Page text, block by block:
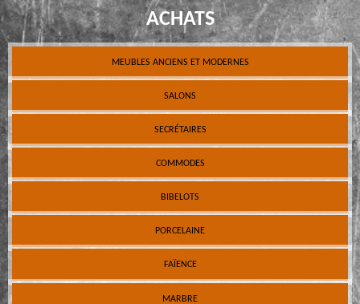
ACHATS
MEUBLES ANCIENS ET MODERNES
SALONS
SECRÉTAIRES
COMMODES
BIBELOTS
PORCELAINE
FAÏENCE
MARBRE